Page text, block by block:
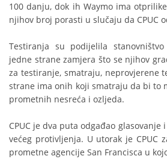
100 danju, dok ih Waymo ima
njihov broj porasti u slučaju da CPUC
Testiranja su podijelila
jedne strane zamjera što se njihov
za testiranje, smatraju, neprovjerene
strane ima onih koji smatraju da bi to
prometnih nesreća i ozljeda.
CPUC je dva puta odgađao glasovanje
većeg protivljenja. U utorak je CPUC
prometne agencije San Francisca u